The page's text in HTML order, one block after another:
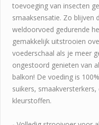
toevoeging van insecten
smaaksensatie. Zo blijven
weldoorvoed gedurende
gemakkelijk uitstrooien
voederschaal als je meer
ongestoord genieten van
balkon! De voeding is
suikers,
kleurstoffen.